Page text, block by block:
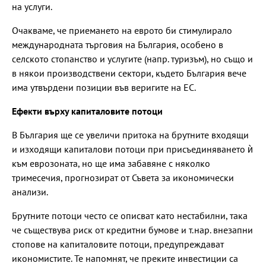
на услуги.
Очакваме, че приемането на еврото би стимулирало
международната търговия на България, особено в
селското стопанство и услугите (напр. туризъм), но също и
в някои производствени сектори, където България вече
има утвърдени позиции във веригите на ЕС.
Ефекти върху капиталовите потоци
В България ще се увеличи притока на брутните входящи
и изходящи капиталови потоци при присъединяването ѝ
към еврозоната, но ще има забавяне с няколко
тримесечия, прогнозират от Съвета за икономически
анализи.
Брутните потоци често се описват като нестабилни, така
че съществува риск от кредитни бумове и т.нар. внезапни
стопове на капиталовите потоци, предупреждават
икономистите. Те напомнят, че преките инвестиции са